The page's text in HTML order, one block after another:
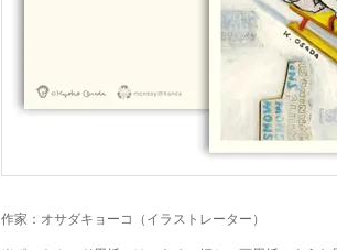
作家：オサダキョーコ（イラストレーター）